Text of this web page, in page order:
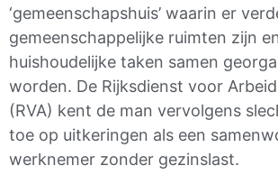
‘gemeenschapshuis’ waarin er
gemeenschappelijke ruimten zijn
huishoudelijke taken samen
worden. De Rijksdienst voor
(RVA) kent de man vervolgens
toe op uitkeringen als een
werknemer zonder gezinslast.